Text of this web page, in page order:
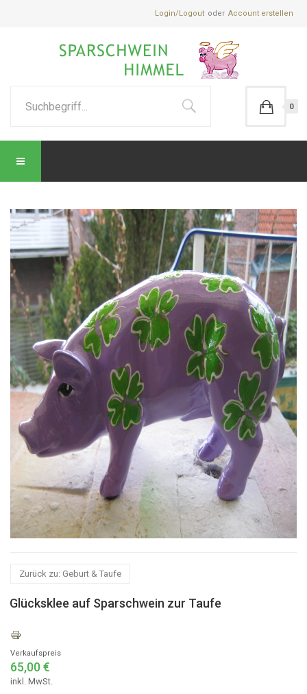
Login/Logout Account erstellen
0
Zurück zu: Geburt & Taufe
Glücksklee auf Sparschwein zur Taufe
Verkaufspreis
65,00 €
inkl. MwSt.